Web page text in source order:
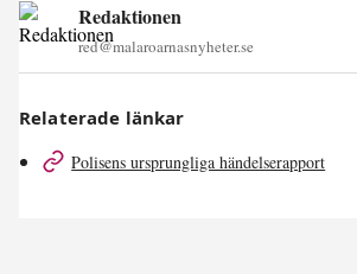
Redaktionen
red@malaroarnasnyheter.se
Relaterade länkar
Polisens ursprungliga händelserapport